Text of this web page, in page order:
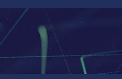
Перейти
содержимому